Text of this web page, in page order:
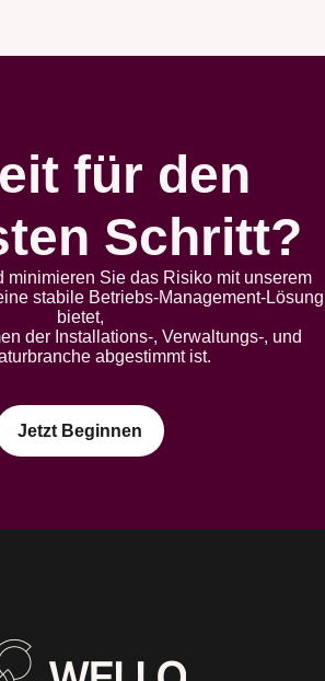
für den
Schritt?
minimieren Sie das Risiko mit unserem
stabile Betriebs-Management-Lösung
bietet,
der Installations-, Verwaltungs-, und
abgestimmt ist.
Jetzt Beginnen